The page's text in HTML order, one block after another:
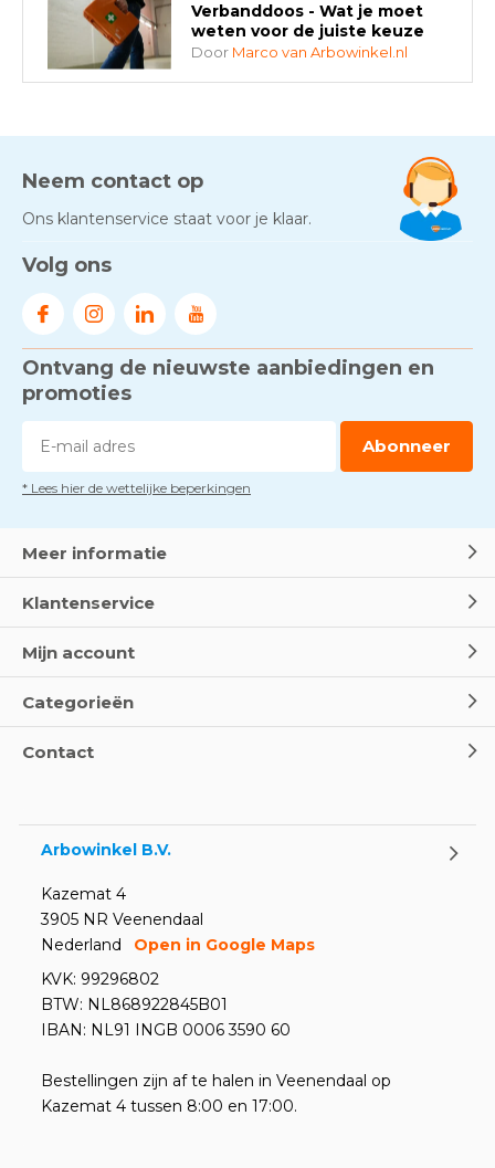
Verbanddoos - Wat je moet
weten voor de juiste keuze
Door Marco van Arbowinkel.nl
AED-apparaten - Welke past
Door Marco van Arbowinkel.nl
Door
Voorkom brand met
rookmelders, hittemelders en
DoorMarco van Arbowinkel.nl
Dag van de BHV - Als elke
Oogspoel flessen en
Neem contact op
Ons klantenservice staat voor je klaar.
Volg ons
Ontvang de nieuwste aanbiedingen en
promoties
Abonneer
* Lees hier de wettelijke beperkingen
Meer informatie
Klantenservice
Mijn account
Categorieën
Contact
Arbowinkel B.V.
Kazemat 4
3905 NR Veenendaal
Nederland
Open in Google Maps
KVK: 99296802
BTW: NL868922845B01
IBAN: NL91 INGB 0006 3590 60
Bestellingen zijn af te halen in Veenendaal op
Kazemat 4 tussen 8:00 en 17:00.